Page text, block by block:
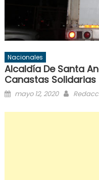
Nacionales
Alcaldía De Santa
Canastas Solidarias
Posted
mayo 12, 2020 Author